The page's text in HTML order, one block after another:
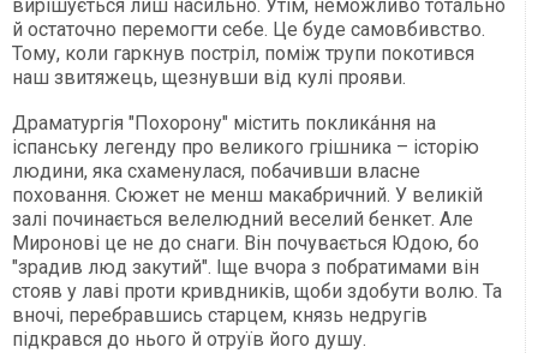
вирішується лиш насильно. Утім, неможливо тотально
й остаточно перемогти себе. Це буде самовбивство.
Тому, коли гаркнув постріл, поміж трупи покотився
наш звитяжець, щезнувши від кулі прояви.
Драматургія "Похорону" містить покликáння на
іспанську легенду про великого грішника – історію
людини, яка схаменулася, побачивши власне
поховання. Сюжет не менш макабричний. У великій
залі починається велелюдний веселий бенкет. Але
Миронові це не до снаги. Він почувається Юдою, бо
"зрадив люд закутий". Іще вчора з побратимами він
стояв у лаві проти кривдників, щоби здобути волю. Та
вночі, перебравшись старцем, князь недругів
підкрався до нього й отруїв його душу.